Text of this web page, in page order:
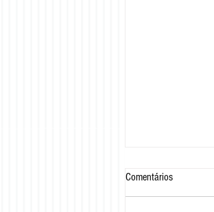
Comentários